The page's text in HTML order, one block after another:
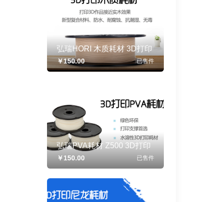
弘瑞HORI 木质耗材 3D打印
机 3D打印机耗材 3D打印服
务
￥150.00 已售件
弘瑞PVA耗材 Z500 3D打印
机 3D打印机耗材 3D打印服
务
￥150.00 已售件